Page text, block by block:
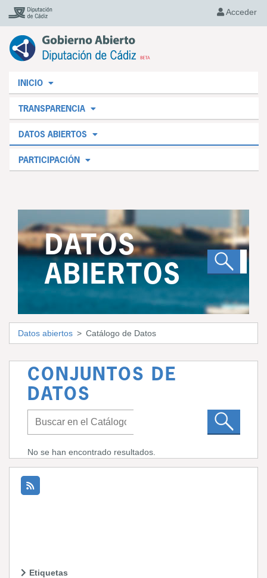
Acceder
INICIO
TRANSPARENCIA
DATOS ABIERTOS
PARTICIPACIÓN
DATOS
ABIERTOS
Datos abiertos Catálogo de Datos
CONJUNTOS DE
DATOS
No se han encontrado resultados.
Etiquetas